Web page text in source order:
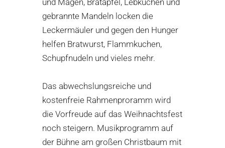
und Mägen, Bratäpfel, Lebkuchen und
gebrannte Mandeln locken die
Leckermäuler und gegen den Hunger
helfen Bratwurst, Flammkuchen,
Schupfnudeln und vieles mehr.
Das abwechslungsreiche und
kostenfreie Rahmenproramm wird
die Vorfreude auf das Weihnachtsfest
noch steigern. Musikprogramm auf
der Bühne am großen Christbaum mit